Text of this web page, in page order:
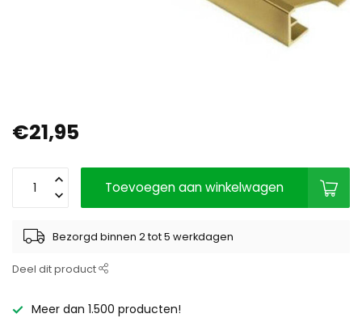
€21,95
Toevoegen aan winkelwagen
Bezorgd binnen 2 tot 5 werkdagen
Deel dit product
Meer dan 1.500 producten!